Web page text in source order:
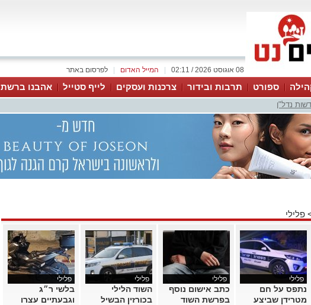
לפרסום באתר המייל האדום 08 אוגוסט 2026 / 02:11
ספורט תרבות ובידור צרכנות ועסקים לייף סטייל אהבנו ברשת
נדל"ן
פלילי
פלילי
נתפס על חם
מטרידן שביצע
פלילי
כתב אישום נוסף
בפרשת השוד
פלילי
השוד הלילי
בכורזין הבשיל
פלילי
בלשי ר״ג
וגבעתיים עצרו